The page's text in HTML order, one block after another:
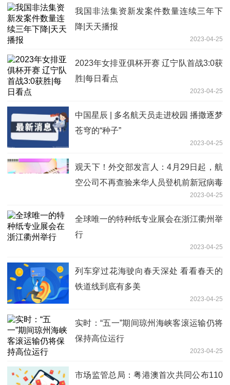
我国非法集资新发案件数量连续三年下
降|天天播报
2023-04-25
2023年女排亚俱杯开赛 辽宁队首战3:0获
胜|每日看点
2023-04-25
中国星辰 | 多名航天员走进校园 播撒逐梦
苍穹的“种子”
2023-04-25
观天下！外交部发言人：4月29日起，航
空公司不再查验来华人员登机前新冠病毒
2023-04-25
全球唯一的特种纸专业展会在浙江衢州举
行
2023-04-25
列车穿过花海驶向春天深处 看看春天的
铁道线到底有多美
2023-04-25
实时：“五一”期间琼州海峡客滚运输仍将
保持高位运行
2023-04-25
市场监管总局：粤港澳首次共同公布110